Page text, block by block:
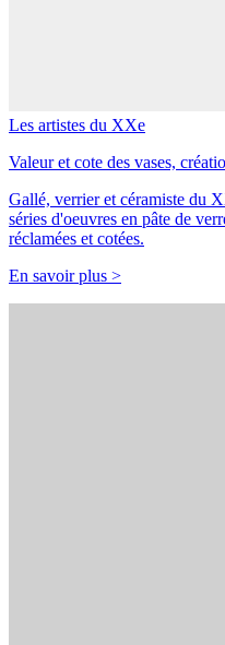
Les artistes du XXe
Valeur et cote des vases,
Gallé, verrier et céramiste du
séries d'oeuvres en pâte de
réclamées et cotées.
En savoir plus >